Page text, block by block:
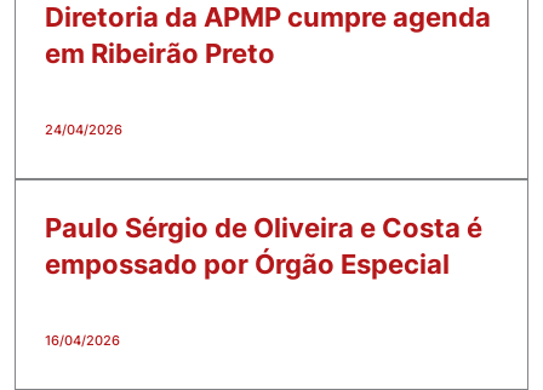
Diretoria da APMP cumpre agenda
em Ribeirão Preto
24/04/2026
Paulo Sérgio de Oliveira e Costa é
empossado por Órgão Especial
16/04/2026